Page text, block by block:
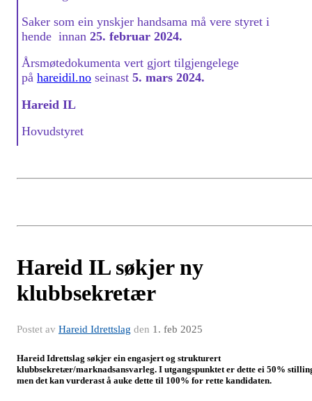
Saker som ein ynskjer handsama må vere styret i
hende innan 25. februar 2024.
Årsmøtedokumenta vert gjort tilgjengelege
på hareidil.no seinast 5. mars 2024.
Hareid IL
Hovudstyret
Hareid IL søkjer ny
klubbsekretær
Postet av Hareid Idrettslag den 1. feb 2025
Hareid Idrettslag søkjer ein engasjert og strukturert
klubbsekretær/marknadsansvarleg. I utgangspunktet er dette ei 50%
men det kan vurderast å auke dette til 100% for rette kandidaten.